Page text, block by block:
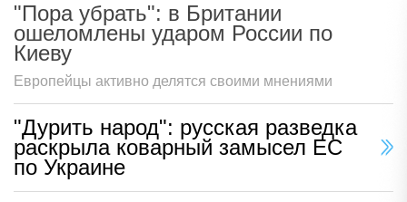
"Пора убрать": в Британии
ошеломлены ударом России по
Киеву
Европейцы активно делятся своими мнениями
"Дурить народ": русская разведка
раскрыла коварный замысел ЕС
по Украине